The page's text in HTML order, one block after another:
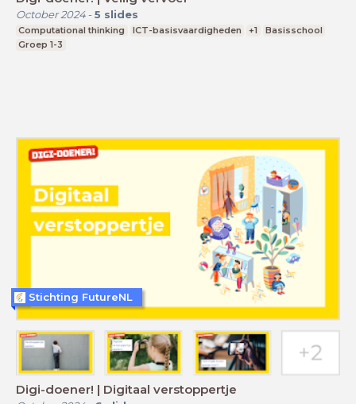
October 2024- 5 slides
Computational thinking ICT-basisvaardigheden +1
Basisschool
Groep 1-3
Digi-doener! | Digitaal verstoppertje
Stichting FutureNL